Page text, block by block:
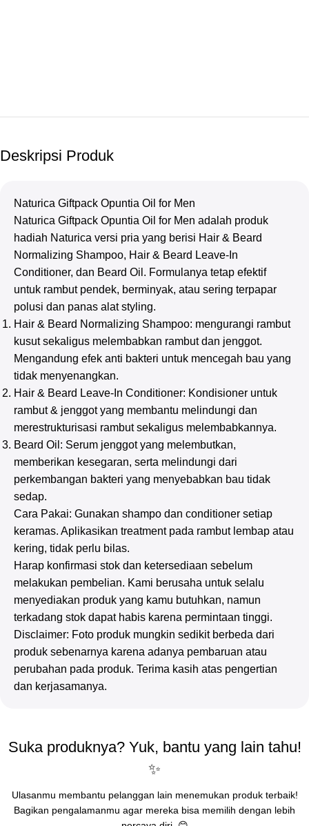
Deskripsi Produk
Naturica Giftpack Opuntia Oil for Men
Naturica Giftpack Opuntia Oil for Men adalah produk
hadiah Naturica versi pria yang berisi Hair & Beard
Normalizing Shampoo, Hair & Beard Leave-In
Conditioner, dan Beard Oil. Formulanya tetap efektif
untuk rambut pendek, berminyak, atau sering terpapar
polusi dan panas alat styling.
Hair & Beard Normalizing Shampoo: mengurangi rambut
kusut sekaligus melembabkan rambut dan jenggot.
Mengandung efek anti bakteri untuk mencegah bau yang
tidak menyenangkan.
Hair & Beard Leave-In Conditioner: Kondisioner untuk
rambut & jenggot yang membantu melindungi dan
merestrukturisasi rambut sekaligus melembabkannya.
Beard Oil: Serum jenggot yang melembutkan,
memberikan kesegaran, serta melindungi dari
perkembangan bakteri yang menyebabkan bau tidak
sedap.
Cara Pakai: Gunakan shampo dan conditioner setiap
keramas. Aplikasikan treatment pada rambut lembap atau
kering, tidak perlu bilas.
Harap konfirmasi stok dan ketersediaan sebelum
melakukan pembelian. Kami berusaha untuk selalu
menyediakan produk yang kamu butuhkan, namun
terkadang stok dapat habis karena permintaan tinggi.
Disclaimer: Foto produk mungkin sedikit berbeda dari
produk sebenarnya karena adanya pembaruan atau
perubahan pada produk. Terima kasih atas pengertian
dan kerjasamanya.
Suka produknya? Yuk, bantu yang lain tahu!
✨
Ulasanmu membantu pelanggan lain menemukan produk terbaik!
Bagikan pengalamanmu agar mereka bisa memilih dengan lebih